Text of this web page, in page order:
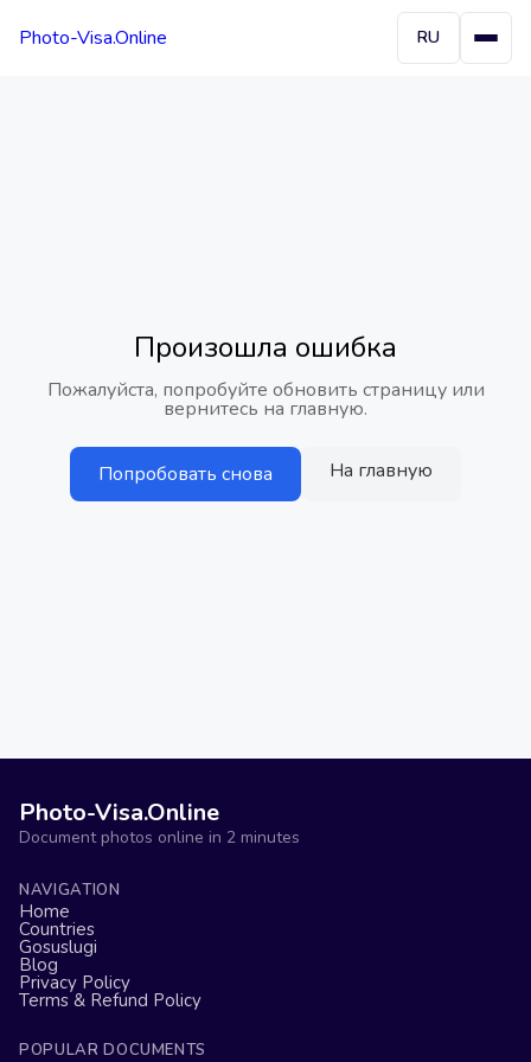
Photo-Visa.Online RU
Произошла ошибка
Пожалуйста, попробуйте обновить страницу или
вернитесь на главную.
Попробовать снова На главную
Photo-Visa.Online
Document photos online in 2 minutes
NAVIGATION
Home
Countries
Gosuslugi
Blog
Privacy Policy
Terms & Refund Policy
POPULAR DOCUMENTS